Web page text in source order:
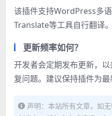
该插件支持WordPress多
Translate等工具自行翻译
更新频率如何？
开发者会定期发布更新，
复问题。建议保持插件为最
声明：本站所有文章，如